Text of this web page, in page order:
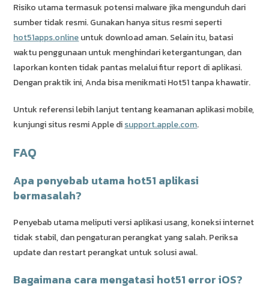
Risiko utama termasuk potensi malware jika mengunduh dari
sumber tidak resmi. Gunakan hanya situs resmi seperti
hot51apps.onlineuntuk download aman. Selain itu, batasi
waktu penggunaan untuk menghindari ketergantungan, dan
laporkan konten tidak pantas melalui fitur report di aplikasi.
Dengan praktik ini, Anda bisa menikmati Hot51 tanpa khawatir.
Untuk referensi lebih lanjut tentang keamanan aplikasi mobile,
kunjungi situs resmi Apple disupport.apple.com.
FAQ
Apa penyebab utama hot51 aplikasi
bermasalah?
Penyebab utama meliputi versi aplikasi usang, koneksi internet
tidak stabil, dan pengaturan perangkat yang salah. Periksa
update dan restart perangkat untuk solusi awal.
Bagaimana cara mengatasi hot51 error iOS?